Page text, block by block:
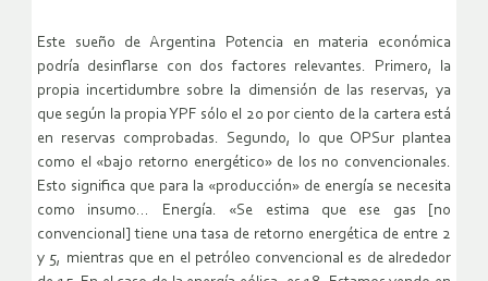
Este sueño de Argentina Potencia en materia económica
podría desinflarse con dos factores relevantes. Primero, la
propia incertidumbre sobre la dimensión de las reservas, ya
que según la propia YPF sólo el 20 por ciento de la cartera está
en reservas comprobadas. Segundo, lo que OPSur plantea
como el «bajo retorno energético» de los no convencionales.
Esto significa que para la «producción» de energía se necesita
como insumo… Energía. «Se estima que ese gas [no
convencional] tiene una tasa de retorno energética de entre 2
y 5, mientras que en el petróleo convencional es de alrededor